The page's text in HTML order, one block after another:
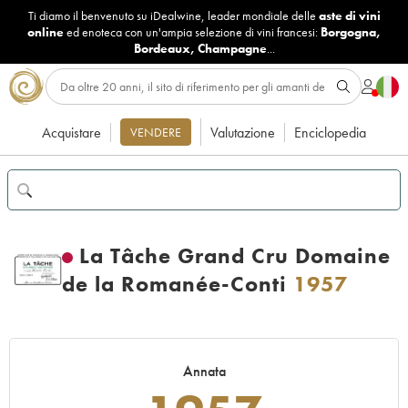
Ti diamo il benvenuto su iDealwine, leader mondiale delle aste di vini
onlineed enoteca con un'ampia selezione di vini francesi: Borgogna,
Bordeaux, Champagne...
Acquistare VENDERE Valutazione Enciclopedia
La Tâche Grand Cru Domaine
de la Romanée-Conti 1957
Annata